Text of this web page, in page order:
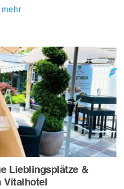
mehr
Lieblingsplätze &
Vitalhotel